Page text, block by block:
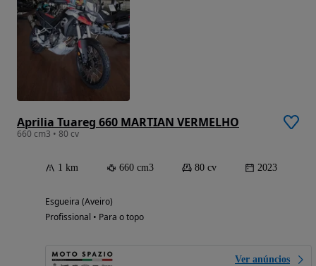
Aprilia Tuareg 660 MARTIAN VERMELHO
660 cm3 • 80 cv
1 km 660 cm3 80 cv 2023
Esgueira (Aveiro)
Profissional • Para o topo
Ver anúncios